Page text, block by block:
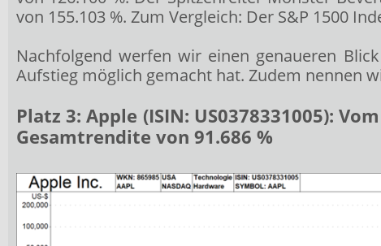
von 155.103 %. Zum Vergleich: Der S&P 1500
Nachfolgend werfen wir einen genaueren
Aufstieg möglich gemacht hat. Zudem nennen
Platz 3:Apple (ISIN: US0378331005):
Gesamtrendite von 91.686 %